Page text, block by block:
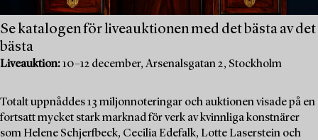
Se katalogen för liveauktionen med det bästa av det
bästa
Liveauktion:10–12 december, Arsenalsgatan 2, Stockholm
Totalt uppnåddes 13 miljonnoteringar och auktionen visade på en
fortsatt mycket stark marknad för verk av kvinnliga konstnärer
som Helene Schjerfbeck, Cecilia Edefalk, Lotte Laserstein och